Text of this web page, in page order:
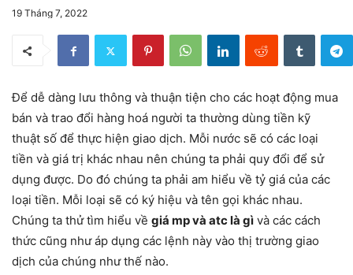
19 Tháng 7, 2022
Để dễ dàng lưu thông và thuận tiện cho các hoạt động mua
bán và trao đổi hàng hoá người ta thường dùng tiền kỹ
thuật số để thực hiện giao dịch. Mỗi nước sẽ có các loại
tiền và giá trị khác nhau nên chúng ta phải quy đổi để sử
dụng được. Do đó chúng ta phải am hiểu về tỷ giá của các
loại tiền. Mỗi loại sẽ có ký hiệu và tên gọi khác nhau.
Chúng ta thử tìm hiểu về giá mp và atc là gì và các cách
thức cũng như áp dụng các lệnh này vào thị trường giao
dịch của chúng như thế nào.